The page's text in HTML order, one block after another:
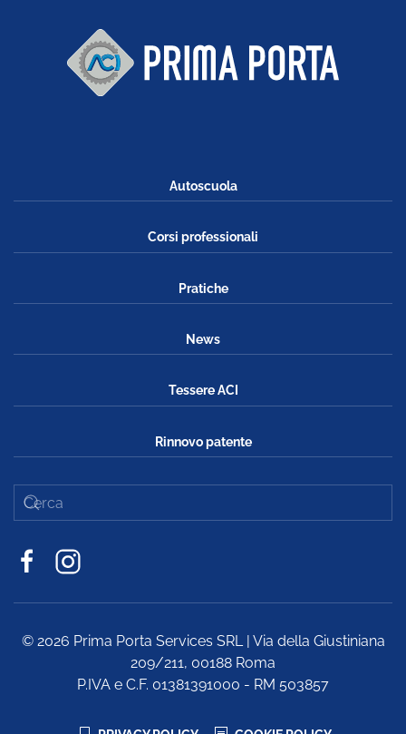
Autoscuola
Corsi professionali
Pratiche
News
Tessere ACI
Rinnovo patente
© 2026 Prima Porta Services SRL | Via della Giustiniana
209/211, 00188 Roma
P.IVA e C.F. 01381391000 - RM 503857